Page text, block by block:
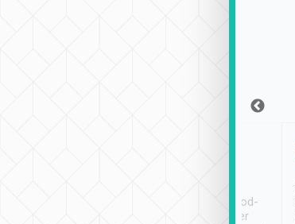
service, vehicles in good-
condition and the driver